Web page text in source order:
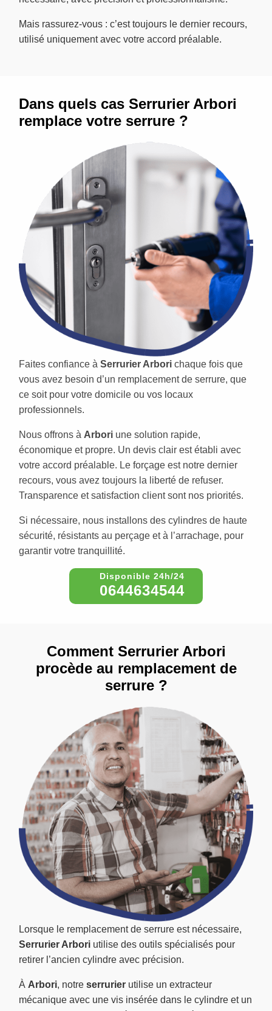
Mais rassurez-vous : c’est toujours le dernier recours,
utilisé uniquement avec votre accord préalable.
Dans quels cas Serrurier Arbori
remplace votre serrure ?
Faites confiance à Serrurier Arbori chaque fois que
vous avez besoin d’un remplacement de serrure, que
ce soit pour votre domicile ou vos locaux
professionnels.
Nous offrons à Arbori une solution rapide,
économique et propre. Un devis clair est établi avec
votre accord préalable. Le forçage est notre dernier
recours, vous avez toujours la liberté de refuser.
Transparence et satisfaction client sont nos priorités.
Si nécessaire, nous installons des cylindres de haute
sécurité, résistants au perçage et à l’arrachage, pour
garantir votre tranquillité.
0644634544
Lorsque le remplacement de serrure est nécessaire,
Serrurier Arbori utilise des outils spécialisés pour
retirer l’ancien cylindre avec précision.
À Arbori, notre serrurier utilise un extracteur
mécanique avec une vis insérée dans le cylindre et un
Comment Serrurier Arbori
procède au remplacement de
serrure ?